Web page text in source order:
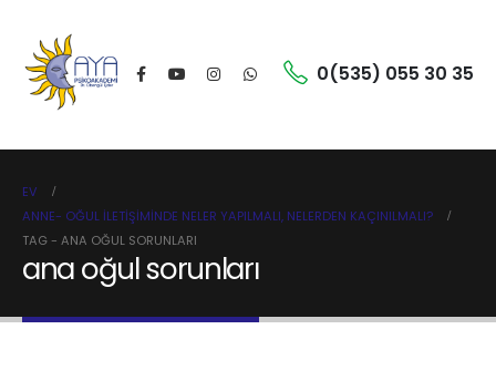
0(535) 055 30 35
EV
ANNE- OĞUL İLETİŞİMİNDE NELER YAPILMALI, NELERDEN KAÇINILMALI?
TAG - ANA OĞUL SORUNLARI
ana oğul sorunları